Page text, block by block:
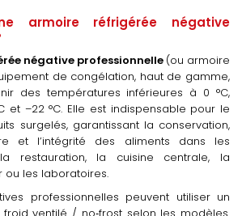
armoire réfrigérée négative
négative professionnelle (ou armoire
de congélation, haut de gamme,
des températures inférieures à 0 °C,
et –22 °C. Elle est indispensable pour le
surgelés, garantissant la conservation,
et l’intégrité des aliments dans les
restauration, la cuisine centrale, la
ou les laboratoires.
professionnelles peuvent utiliser un